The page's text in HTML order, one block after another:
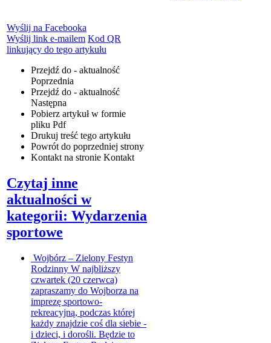
Wyślij na Facebooka
Wyślij link e-mailem Kod QR
linkujący do tego artykułu
Przejdź do - aktualność
Poprzednia
Przejdź do - aktualność
Następna
Pobierz artykuł w formie
pliku Pdf
Drukuj treść tego artykułu
Powrót do poprzedniej strony
Kontakt na stronie Kontakt
Czytaj inne
aktualności w
kategorii: Wydarzenia
sportowe
Wojbórz – Zielony Festyn
Rodzinny W najbliższy
czwartek (20 czerwca)
zapraszamy do Wojborza na
imprezę sportowo-
rekreacyjną, podczas której
każdy znajdzie coś dla siebie -
i dzieci, i dorośli. Będzie to